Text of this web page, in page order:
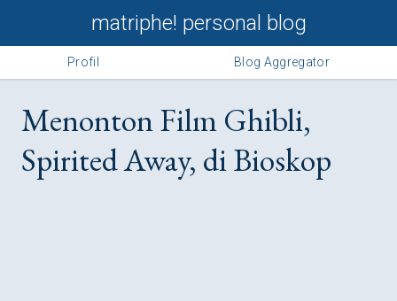
matriphe! personal blog
Profil Blog Aggregator
Menonton Film Ghibli,
Spirited Away, di Bioskop